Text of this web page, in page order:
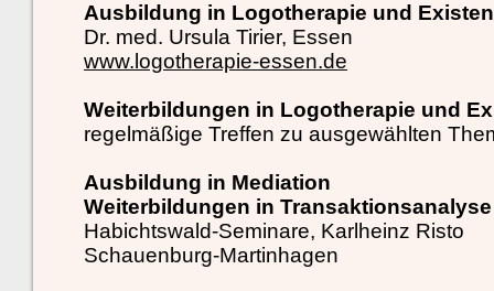
Ausbildung in Logotherapie und
Dr. med. Ursula Tirier, Essen
www.logotherapie-essen.de
Weiterbildungen in Logotherapie und
regelmäßige Treffen zu ausgewählten
Ausbildung in Mediation
Weiterbildungen in
Habichtswald-Seminare, Karlheinz Risto
Schauenburg-Martinhagen